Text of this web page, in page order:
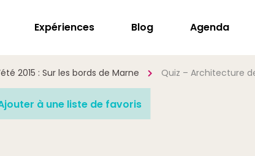
Expériences Blog Agenda
2015 : Sur les bords de Marne Quiz – Architecture
à une liste de favoris